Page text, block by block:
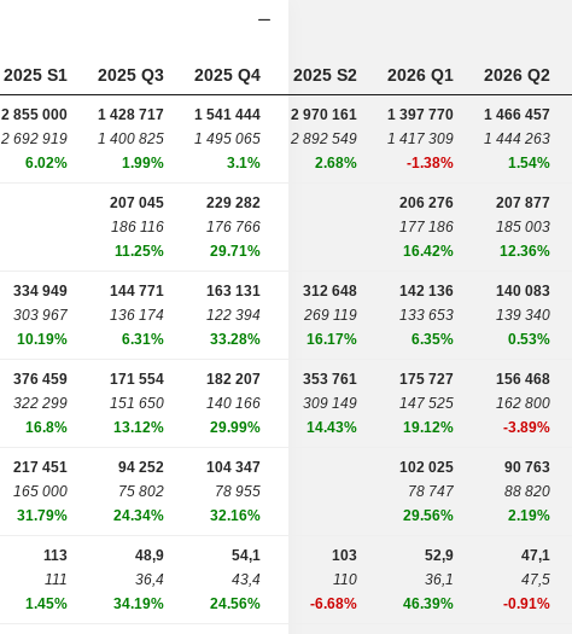
2025 S1 2025 Q3 2025 Q4 2025 S2 2026 Q1 2026 Q2
2 855 000
2 692 919
6.02%
1 428 717
1 400 825
1.99%
1 541 444
1 495 065
3.1%
2 970 161
2 892 549
2.68%
1 397 770
1 417 309
-1.38%
1 466 457
1 444 263
1.54%
207 045
186 116
11.25%
229 282
176 766
29.71%
206 276
177 186
16.42%
207 877
185 003
12.36%
334 949
303 967
10.19%
144 771
136 174
6.31%
163 131
122 394
33.28%
312 648
269 119
16.17%
142 136
133 653
6.35%
140 083
139 340
0.53%
376 459
322 299
16.8%
171 554
151 650
13.12%
182 207
140 166
29.99%
353 761
309 149
14.43%
175 727
147 525
19.12%
156 468
162 800
-3.89%
217 451
165 000
31.79%
94 252
75 802
24.34%
104 347
78 955
32.16%
102 025
78 747
29.56%
90 763
88 820
2.19%
113
111
1.45%
48,9
36,4
34.19%
54,1
43,4
24.56%
103
110
-6.68%
52,9
36,1
46.39%
47,1
47,5
-0.91%